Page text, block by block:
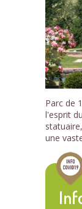
Parc de
l'esprit
une